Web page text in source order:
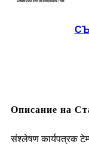
Описание на
संश्लेषण कार्यपत्रक